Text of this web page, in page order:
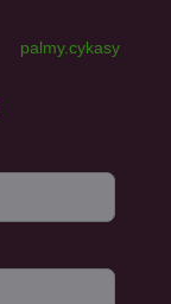
palmy.cykasy